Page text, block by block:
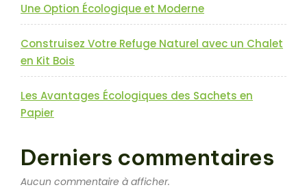
Une Option Écologique et Moderne
Construisez Votre Refuge Naturel avec un Chalet
en Kit Bois
Les Avantages Écologiques des Sachets en
Papier
Derniers commentaires
Aucun commentaire à afficher.